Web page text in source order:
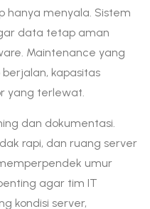
hanya menyala. Sistem
data tetap aman
Maintenance yang
kapasitas
yang terlewat.
dan dokumentasi.
rapi, dan ruang server
umur
agar tim IT
kondisi server,